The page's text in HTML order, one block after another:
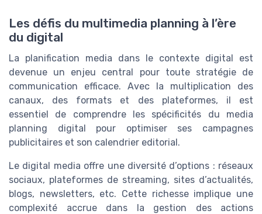
Les défis du multimedia planning à l’ère
du digital
La planification media dans le contexte digital est
devenue un enjeu central pour toute stratégie de
communication efficace. Avec la multiplication des
canaux, des formats et des plateformes, il est
essentiel de comprendre les spécificités du media
planning digital pour optimiser ses campagnes
publicitaires et son calendrier editorial.
Le digital media offre une diversité d’options : réseaux
sociaux, plateformes de streaming, sites d’actualités,
blogs, newsletters, etc. Cette richesse implique une
complexité accrue dans la gestion des actions